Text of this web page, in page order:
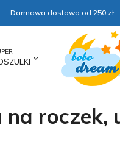
Darmowa dostawa od 250 zł
na roczek,